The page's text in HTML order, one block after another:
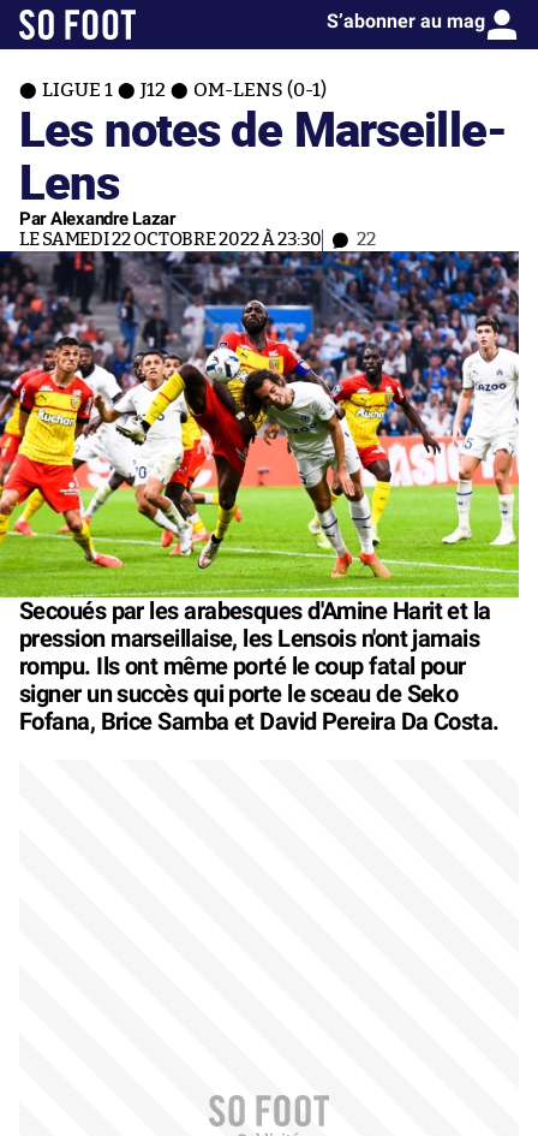
S’abonner au mag
LIGUE 1 J12 OM-LENS (0-1)
Les notes de Marseille-
Lens
Par Alexandre Lazar
LE SAMEDI 22 OCTOBRE 2022 À 23:30 22
Secoués par les arabesques d'Amine Harit et la
pression marseillaise, les Lensois n'ont jamais
rompu. Ils ont même porté le coup fatal pour
signer un succès qui porte le sceau de Seko
Fofana, Brice Samba et David Pereira Da Costa.